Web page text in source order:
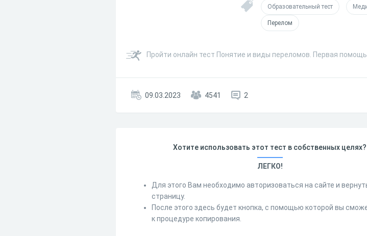
Образовательный тест
Перелом
Пройти онлайн тест Понятие и виды переломов. Первая
09.03.2023 4541 2
Хотите использовать этот тест в собственных целях?
ЛЕГКО!
Для этого Вам необходимо авторизоваться на сайте и
страницу.
После этого здесь будет кнопка, с помощью которой вы
к процедуре копирования.